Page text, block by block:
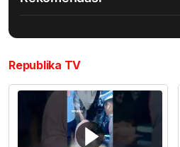
Republika TV